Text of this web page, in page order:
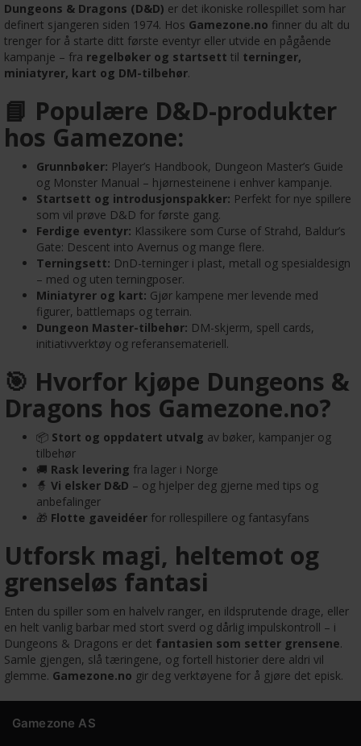
Dungeons & Dragons (D&D) er det ikoniske rollespillet som har
definert sjangeren siden 1974. Hos Gamezone.no finner du alt du
trenger for å starte ditt første eventyr eller utvide en pågående
kampanje – fra regelbøker og startsett til terninger,
miniatyrer, kart og DM-tilbehør.
📘 Populære D&D-produkter
hos Gamezone:
Grunnbøker: Player’s Handbook, Dungeon Master’s Guide
og Monster Manual – hjørnesteinene i enhver kampanje.
Startsett og introdusjonspakker: Perfekt for nye spillere
som vil prøve D&D for første gang.
Ferdige eventyr: Klassikere som Curse of Strahd, Baldur’s
Gate: Descent into Avernus og mange flere.
Terningsett: DnD-terninger i plast, metall og spesialdesign
– med og uten terningposer.
Miniatyrer og kart: Gjør kampene mer levende med
figurer, battlemaps og terrain.
Dungeon Master-tilbehør: DM-skjerm, spell cards,
initiativverktøy og referansemateriell.
🎯 Hvorfor kjøpe Dungeons &
Dragons hos Gamezone.no?
📦 Stort og oppdatert utvalg av bøker, kampanjer og
tilbehør
🚚 Rask levering fra lager i Norge
🧙 Vi elsker D&D – og hjelper deg gjerne med tips og
anbefalinger
🎁 Flotte gaveidéer for rollespillere og fantasyfans
Utforsk magi, heltemot og
grenseløs fantasi
Enten du spiller som en halvelv ranger, en ildsprutende drage, eller
en helt vanlig barbar med stort sverd og dårlig impulskontroll – i
Dungeons & Dragons er det fantasien som setter grensene.
Samle gjengen, slå tæringene, og fortell historier dere aldri vil
glemme. Gamezone.no gir deg verktøyene for å gjøre det episk.
Gamezone AS